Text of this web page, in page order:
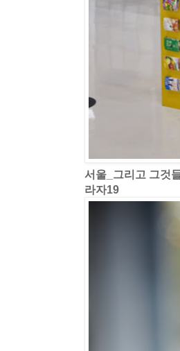
서울_그리고 그것
라자19